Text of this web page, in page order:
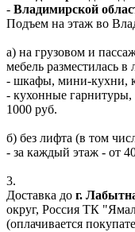
- Владимирской
Подъем на этаж во
а) на грузовом и
мебель разместилась в
- шкафы, мини-кухни,
- кухонные
1000 руб.
б) без лифта (в том
- за каждый этаж - от
3.
Доставка до г.
округ, Россия ТК
(оплачивается